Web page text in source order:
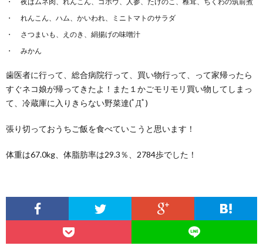
れんこん、ハム、かいわれ、ミニトマトのサラダ
さつまいも、えのき、絹揚げの味噌汁
みかん
歯医者に行って、総合病院行って、買い物行って、って家帰ったら
すぐネコ娘が帰ってきたよ！また１かごモリモリ買い物してしまっ
て、冷蔵庫に入りきらない野菜達(ﾟДﾟ)
張り切っておうちご飯を食べていこうと思います！
体重は67.0kg、体脂肪率は29.3％、2784歩でした！